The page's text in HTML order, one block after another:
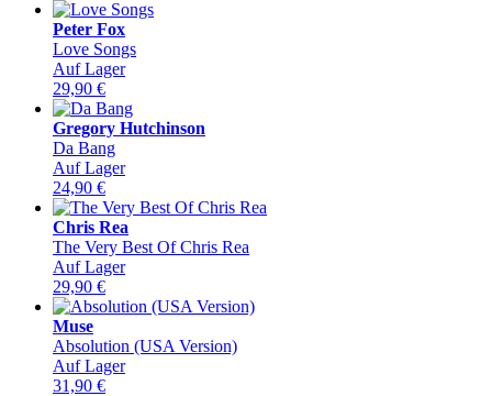
Peter Fox
Love Songs
Auf Lager
29,90 €
Gregory Hutchinson
Da Bang
Auf Lager
24,90 €
Chris Rea
The Very Best Of Chris Rea
Auf Lager
29,90 €
Muse
Absolution (USA Version)
Auf Lager
31,90 €